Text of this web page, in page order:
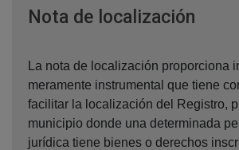
Nota de localización
La nota de localización proporciona
meramente instrumental que tiene
facilitar la localización del Registro,
municipio donde una determinada
jurídica tiene bienes o derechos